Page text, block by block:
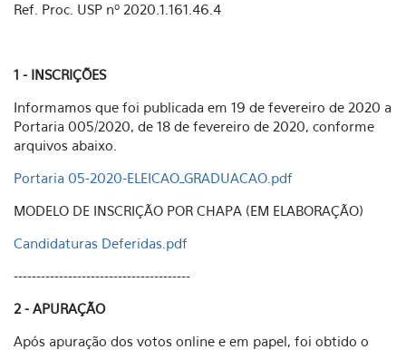
Ref. Proc. USP nº 2020.1.161.46.4
1 - INSCRIÇÕES
Informamos que foi publicada em 19 de fevereiro de 2020 a
Portaria 005/2020, de 18 de fevereiro de 2020, conforme
arquivos abaixo.
Portaria 05-2020-ELEICAO_GRADUACAO.pdf
MODELO DE INSCRIÇÃO POR CHAPA (EM ELABORAÇÃO)
Candidaturas Deferidas.pdf
---------------------------------------
2 - APURAÇÃO
Após apuração dos votos online e em papel, foi obtido o